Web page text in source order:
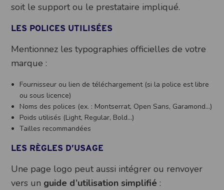
soit le support ou le prestataire impliqué.
LES POLICES UTILISÉES
Mentionnez les typographies officielles de votre
marque :
Fournisseur ou lien de téléchargement (si la police est libre
ou sous licence)
Noms des polices (ex. : Montserrat, Open Sans, Garamond…)
Poids utilisés (Light, Regular, Bold…)
Tailles recommandées
LES RÈGLES D’USAGE
Une page logo peut aussi intégrer ou renvoyer
vers un guide d’utilisation simplifié :